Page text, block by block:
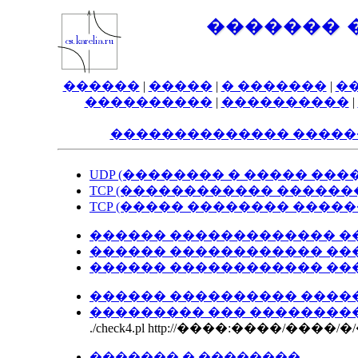
�������
������ | ����� | � ������� |
���������� | ���������� |
��������������
UDP (�������� � �����
TCP (������������
TCP (����� ��������
������ ������������� �������
������ ������������ �����
������ ������������
������ ����������
��������� ���
./check4.pl http://����:����/